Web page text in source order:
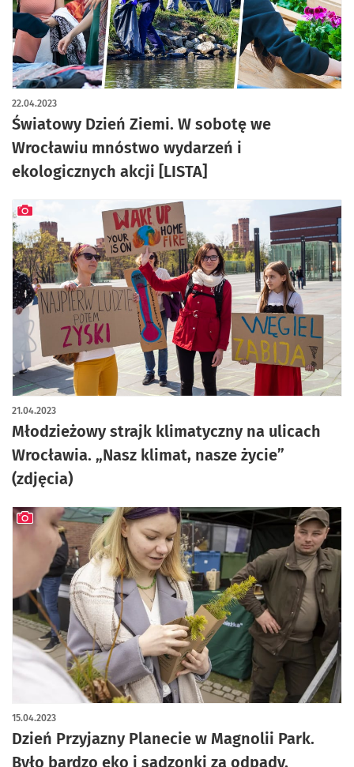
Światowy Dzień Ziemi. W sobotę we
Wrocławiu mnóstwo wydarzeń i
ekologicznych akcji [LISTA]
22.04.2023
Młodzieżowy strajk klimatyczny na ulicach
Wrocławia. „Nasz klimat, nasze życie”
(zdjęcia)
21.04.2023
artykuł z galerią zdjęć
Dzień Przyjazny Planecie w Magnolii Park.
Było bardzo eko i sadzonki za odpady.
15.04.2023
artykuł z galerią zdjęć